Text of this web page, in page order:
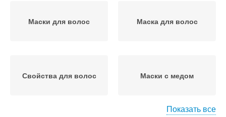
Маски для волос Маска для волос
Свойства для волос Маски с медом
Показать все